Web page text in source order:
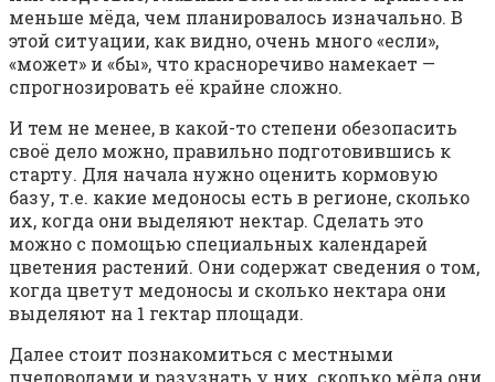
меньше мёда, чем планировалось изначально. В
этой ситуации, как видно, очень много «если»,
«может» и «бы», что красноречиво намекает —
спрогнозировать её крайне сложно.
И тем не менее, в какой-то степени обезопасить
своё дело можно, правильно подготовившись к
старту. Для начала нужно оценить кормовую
базу, т.е. какие медоносы есть в регионе, сколько
их, когда они выделяют нектар. Сделать это
можно с помощью специальных календарей
цветения растений. Они содержат сведения о том,
когда цветут медоносы и сколько нектара они
выделяют на 1 гектар площади.
Далее стоит познакомиться с местными
пчеловодами и разузнать у них, сколько мёда они